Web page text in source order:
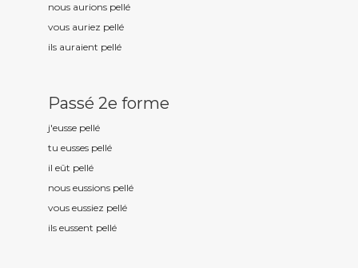
nous aurions pellé
vous auriez pellé
ils auraient pellé
Passé 2e forme
j'eusse pellé
tu eusses pellé
il eût pellé
nous eussions pellé
vous eussiez pellé
ils eussent pellé